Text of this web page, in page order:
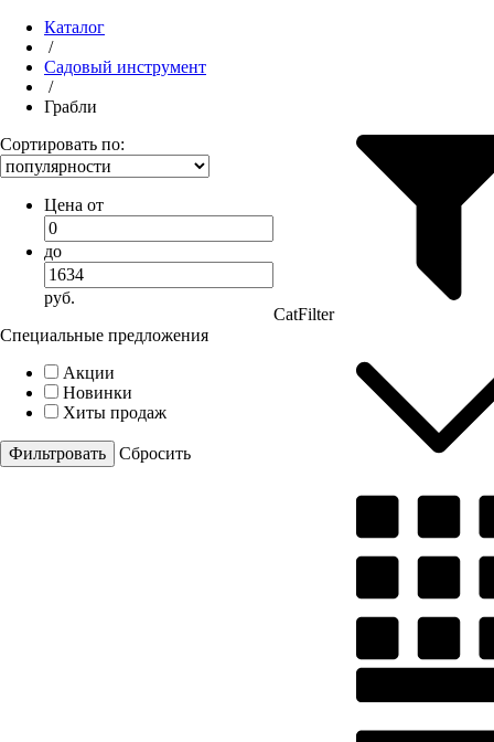
Каталог
/
Садовый инструмент
/
Грабли
Сортировать по:
Цена от
до
руб.
Специальные предложения
Акции
Новинки
Хиты продаж
Cбросить
CatFilter